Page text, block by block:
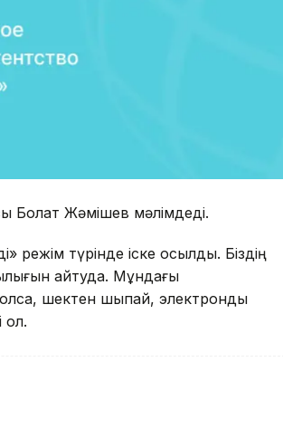
Болат Жәмішев мәлімдеді.
режім түрінде іске қосылды. Біздің
айтуда. Мұндағы
шектен шықпай, электрондық
ол.